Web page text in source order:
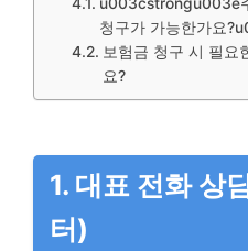
청구가 가능한가요
보험금 청구 시 필요
요?
1. 대표 전화 상
터)